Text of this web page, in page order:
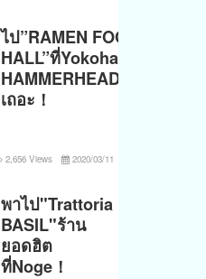
ไป”RAMEN FOOD
HALL”ที่Yokohama
HAMMERHEADกัน
เถอะ！
2,656 Views 2020/03/11
พาไป"Trattoria
BASIL"ร้าน
ยอดฮิต
ที่Noge！